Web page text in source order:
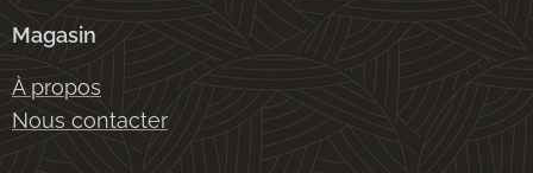
Magasin
À propos
Nous contacter